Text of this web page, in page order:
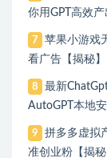
你用GPT高效
7
苹果小游戏
看广告【揭秘】
8
最新
AutoGPT本地
9
拼多多虚拟
准创业粉【揭秘